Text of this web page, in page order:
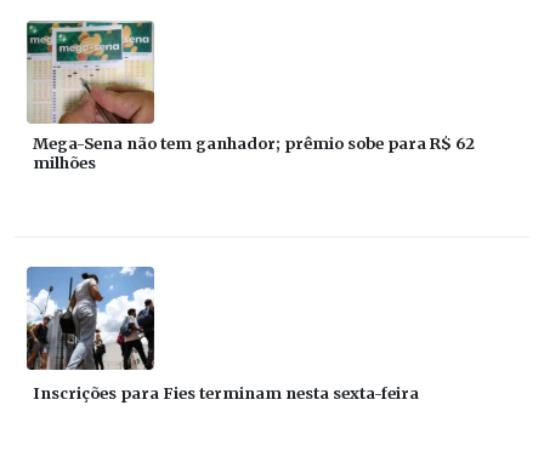
Mega-Sena não tem ganhador; prêmio sobe para R$ 62
milhões
Inscrições para Fies terminam nesta sexta-feira